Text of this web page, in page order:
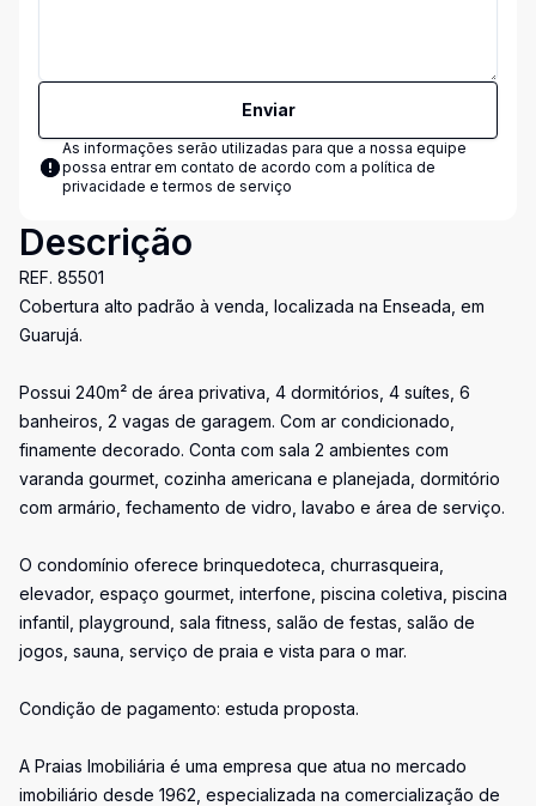
Enviar
As informações serão utilizadas para que a nossa equipe
possa entrar em contato de acordo com a política de
privacidade e termos de serviço
Descrição
REF. 85501
Cobertura alto padrão à venda, localizada na Enseada, em
Guarujá.
Possui 240m² de área privativa, 4 dormitórios, 4 suítes, 6
banheiros, 2 vagas de garagem. Com ar condicionado,
finamente decorado. Conta com sala 2 ambientes com
varanda gourmet, cozinha americana e planejada, dormitório
com armário, fechamento de vidro, lavabo e área de serviço.
O condomínio oferece brinquedoteca, churrasqueira,
elevador, espaço gourmet, interfone, piscina coletiva, piscina
infantil, playground, sala fitness, salão de festas, salão de
jogos, sauna, serviço de praia e vista para o mar.
Condição de pagamento: estuda proposta.
A Praias Imobiliária é uma empresa que atua no mercado
imobiliário desde 1962, especializada na comercialização de